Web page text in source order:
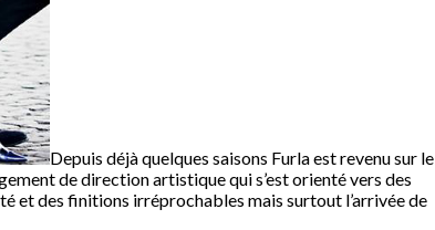
Depuis déjà quelques saisons Furla est revenu sur le
de direction artistique qui s’est orienté vers des
et des finitions irréprochables mais surtout l’arrivée de